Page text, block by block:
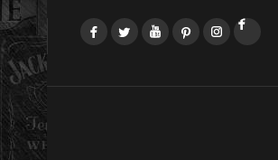
FacebookTwitterYouTubePinterestInstagram